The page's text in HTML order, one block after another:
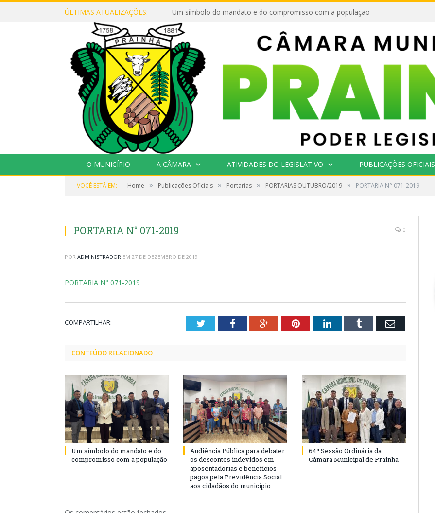
ÚLTIMAS ATUALIZAÇÕES: Um símbolo do mandato e do compromisso com a população
O MUNICÍPIO A CÂMARA ATIVIDADES DO LEGISLATIVO PUBLICAÇÕES OFICIAIS
VOCÊ ESTÁ EM: Home » Publicações Oficiais » Portarias » PORTARIAS OUTUBRO/2019 » PORTARIA N° 071-2019
PORTARIA N° 071-2019 0
POR ADMINISTRADOR EM 27 DE DEZEMBRO DE 2019
PORTARIA N° 071-2019
COMPARTILHAR: TwitterFacebookGoogle+PinterestLinkedInTumblr Email
CONTEÚDO RELACIONADO
Um símbolo do mandato e do
compromisso com a população
Audiência Pública para debater
os descontos indevidos em
aposentadorias e benefícios
pagos pela Previdência Social
aos cidadãos do município.
64ª Sessão Ordinária da
Câmara Municipal de Prainha